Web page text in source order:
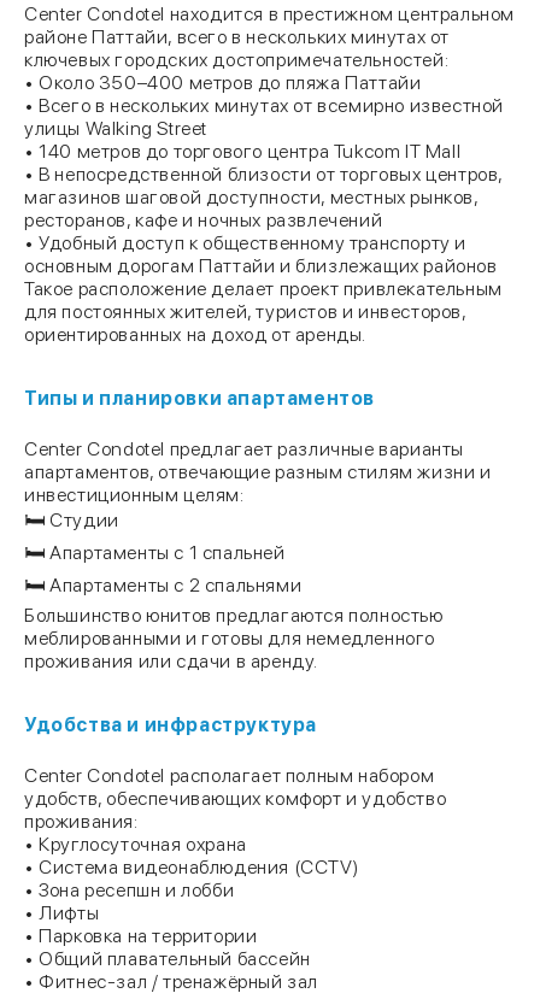
Center Condotel находится в престижном центральном
районе Паттайи, всего в нескольких минутах от
ключевых городских достопримечательностей:
• Около 350–400 метров до пляжа Паттайи
• Всего в нескольких минутах от всемирно известной
улицы Walking Street
• 140 метров до торгового центра Tukcom IT Mall
• В непосредственной близости от торговых центров,
магазинов шаговой доступности, местных рынков,
ресторанов, кафе и ночных развлечений
• Удобный доступ к общественному транспорту и
основным дорогам Паттайи и близлежащих районов
Такое расположение делает проект привлекательным
для постоянных жителей, туристов и инвесторов,
ориентированных на доход от аренды.
Типы и планировки апартаментов
Center Condotel предлагает различные варианты
апартаментов, отвечающие разным стилям жизни и
инвестиционным целям:
🛏️ Студии
🛏️ Апартаменты с 1 спальней
🛏️ Апартаменты с 2 спальнями
Большинство юнитов предлагаются полностью
меблированными и готовы для немедленного
проживания или сдачи в аренду.
Удобства и инфраструктура
Center Condotel располагает полным набором
удобств, обеспечивающих комфорт и удобство
проживания:
• Круглосуточная охрана
• Система видеонаблюдения (CCTV)
• Зона ресепшн и лобби
• Лифты
• Парковка на территории
• Общий плавательный бассейн
• Фитнес-зал / тренажёрный зал